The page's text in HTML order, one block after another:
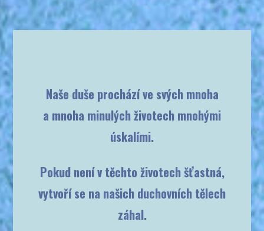
Naše duše prochází ve svých mnoha
a mnoha minulých životech mnohými
úskalími.
Pokud není v těchto životech šťastná,
vytvoří se na našich duchovních tělech
záhal.